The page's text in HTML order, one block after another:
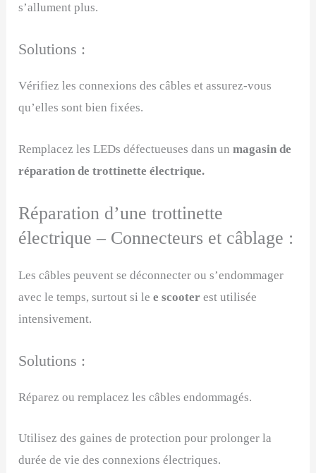
s’allument plus.
Solutions :
Vérifiez les connexions des câbles et assurez-vous
qu’elles sont bien fixées.
Remplacez les LEDs défectueuses dans unmagasin de
réparation de trottinette électrique.
Réparation d’une trottinette
électrique – Connecteurs et câblage :
Les câbles peuvent se déconnecter ou s’endommager
avec le temps, surtout si lee scooter est utilisée
intensivement.
Solutions :
Réparez ou remplacez les câbles endommagés.
Utilisez des gaines de protection pour prolonger la
durée de vie des connexions électriques.